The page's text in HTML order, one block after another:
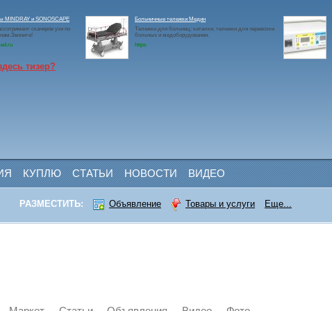
MINDRAY и SONOSCAPE
сканеров узи по
Больничные тележки Медин
Тележки для больниц: каталки, тележки для перевозки
больных и медоборудования.
https:
тизер?
КУПЛЮ СТАТЬИ НОВОСТИ ВИДЕО
РАЗМЕСТИТЬ: Объявление Товары и услуги Еще...